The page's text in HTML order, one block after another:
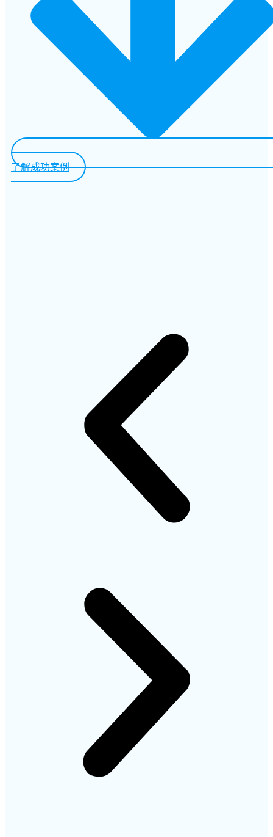
了解成功案例